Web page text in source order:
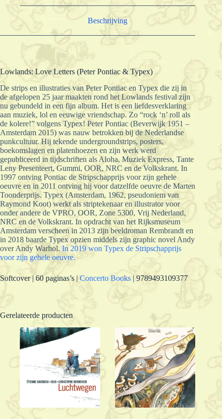
Beschrijving
Lowlands: Love Letters (Peter Pontiac & Typex)
De strips en illustraties van Peter Pontiac en Typex die zij in
de afgelopen 25 jaar maakten rond het Lowlands festival zijn
nu gebundeld in een fijn album. Het is een liefdesverklaring
aan muziek, lol en eeuwige vriendschap. Zo “rock ‘n’ roll als
de kolere!” volgens Typex! Peter Pontiac (Beverwijk 1951 –
Amsterdam 2015) was nauw betrokken bij de Nederlandse
punkcultuur. Hij tekende undergroundstrips, posters,
boekomslagen en platenhoezen en zijn werk werd
gepubliceerd in tijdschriften als Aloha, Muziek Express, Tante
Leny Presenteert, Gummi, OOR, NRC en de Volkskrant. In
1997 ontving Pontiac de Stripschapprijs voor zijn gehele
oeuvre en in 2011 ontving hij voor datzelfde oeuvre de Marten
Toonderprijs. Typex (Amsterdam, 1962, pseudoniem van
Raymond Koot) werkt als striptekenaar en illustrator voor
onder andere de VPRO, OOR, Zone 5300, Vrij Nederland,
NRC en de Volkskrant. In opdracht van het Rijksmuseum
Amsterdam verscheen in 2013 zijn beeldroman Rembrandt en
in 2018 baarde Typex opzien middels zijn graphic novel Andy
over Andy Warhol. In 2019 won Typex de Stripschapprijs
voor zijn gehele oeuvre.
Softcover | 60 paginas’s | Concerto Books | 9789493109377
Gerelateerde producten